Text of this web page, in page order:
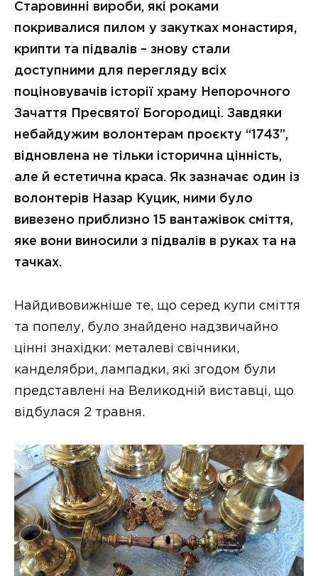
Старовинні вироби, які роками
покривалися пилом у закутках монастиря,
крипти та підвалів – знову стали
доступними для перегляду всіх
поціновувачів історії храму Непорочного
Зачаття Пресвятої Богородицi. Завдяки
небайдужим волонтерам проєкту “1743”,
відновлена не тільки історична цінність,
але й естетична краса. Як зазначає один із
волонтерів Назар Куцик, ними було
вивезено приблизно 15 вантажівок сміття,
яке вони виносили з підвалів в руках та на
тачках.
Найдивовижніше те, що серед купи сміття
та попелу, було знайдено надзвичайно
цінні знахідки: металеві свічники,
канделябри, лампадки, які згодом були
представлені на Великодній виставці, що
відбулася 2 травня.